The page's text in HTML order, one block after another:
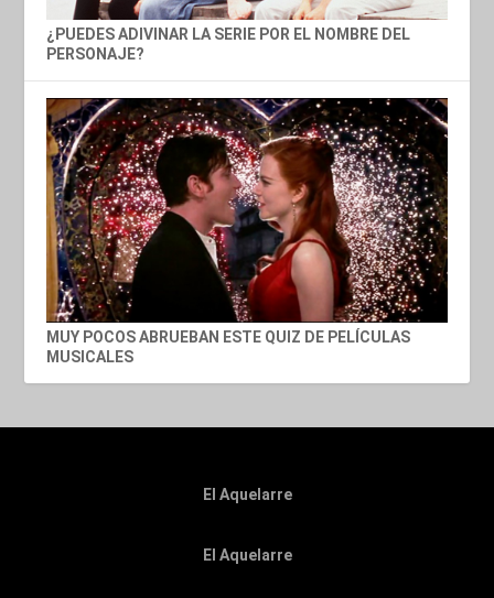
¿PUEDES ADIVINAR LA SERIE POR EL NOMBRE DEL
PERSONAJE?
MUY POCOS ABRUEBAN ESTE QUIZ DE PELÍCULAS
MUSICALES
El Aquelarre
El Aquelarre